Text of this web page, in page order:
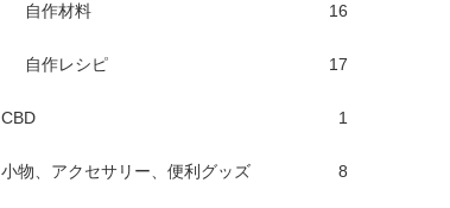
自作材料 16
自作レシピ 17
CBD 1
小物、アクセサリー、便利グッズ 8